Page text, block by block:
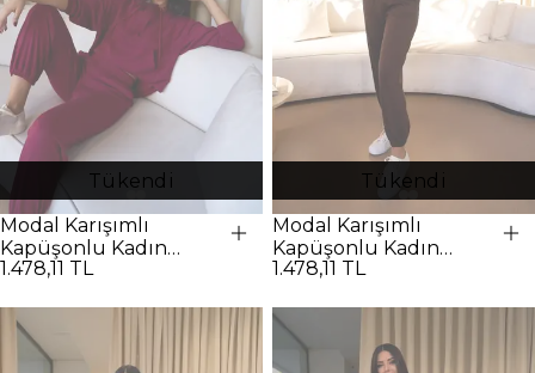
Tükendi
Modal Karışımlı
Kapüşonlu Kadın
Eşofman Takımı -
1.478,11 TL
Tükendi
Modal Karışımlı
Kapüşonlu Kadın
Eşofman Takımı -
1.478,11 TL